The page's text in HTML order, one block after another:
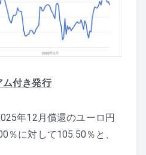
ム付き発行
年12月償還のユーロ円
％に対して105.50％と、